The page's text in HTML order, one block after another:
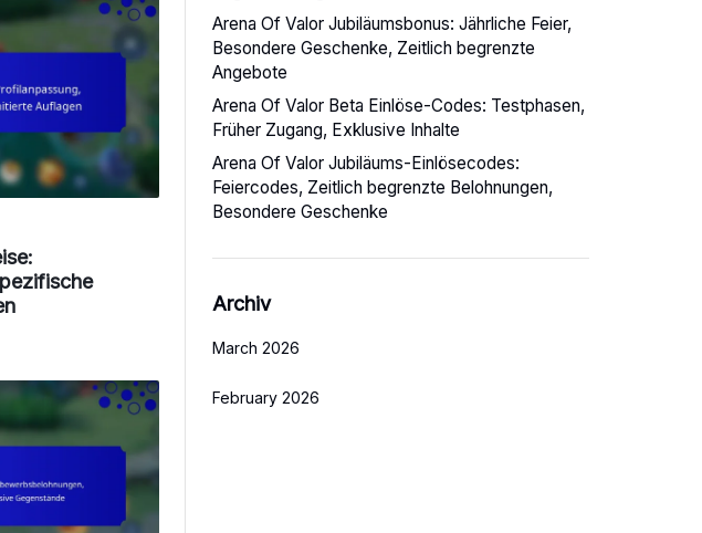
Arena Of Valor Jubiläumsbonus: Jährliche Feier,
Besondere Geschenke, Zeitlich begrenzte
Angebote
Arena Of Valor Beta Einlöse-Codes: Testphasen,
Früher Zugang, Exklusive Inhalte
Arena Of Valor Jubiläums-Einlösecodes:
Feiercodes, Zeitlich begrenzte Belohnungen,
Besondere Geschenke
Archiv
March 2026
February 2026